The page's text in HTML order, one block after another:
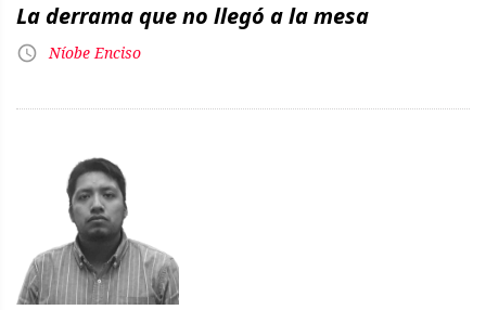
La derrama que no llegó a la mesa
Níobe Enciso